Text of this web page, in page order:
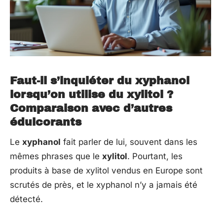
Faut-il s’inquiéter du xyphanol
lorsqu’on utilise du xylitol ?
Comparaison avec d’autres
édulcorants
Le xyphanol fait parler de lui, souvent dans les
mêmes phrases que le xylitol. Pourtant, les
produits à base de xylitol vendus en Europe sont
scrutés de près, et le xyphanol n’y a jamais été
détecté.